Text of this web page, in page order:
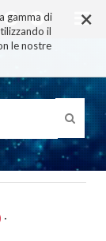
×
gamma di
il
le nostre
·